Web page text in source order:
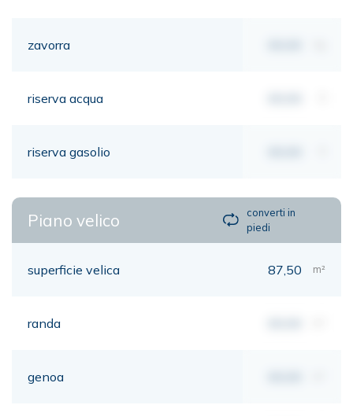
zavorra
riserva acqua
riserva gasolio
Piano velico
converti in
piedi
superficie velica 87,50 m²
randa
genoa